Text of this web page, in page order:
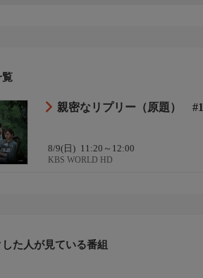
覧
親密なリプリー（原題）
8/9(日) 11:20～12:00
KBS WORLD HD
た人が見ている番組